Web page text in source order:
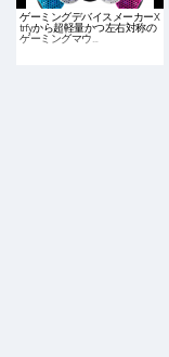
ゲーミングデバイスメーカーX
trfyから超軽量かつ左右対称の
ゲーミングマウ…